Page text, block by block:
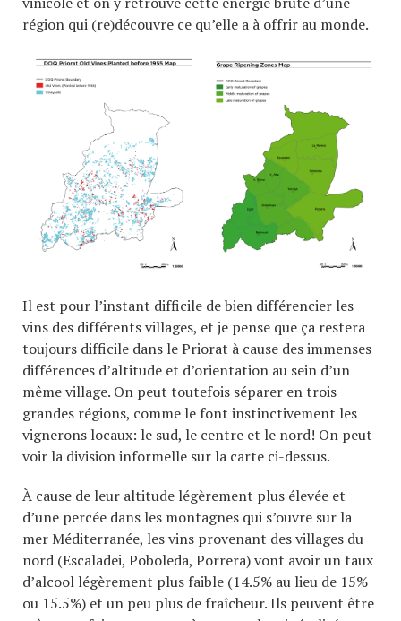
région qui (re)découvre ce qu’elle a à offrir au monde.
Il est pour l’instant difficile de bien différencier les
vins des différents villages, et je pense que ça restera
toujours difficile dans le Priorat à cause des immenses
différences d’altitude et d’orientation au sein d’un
même village. On peut toutefois séparer en trois
grandes régions, comme le font instinctivement les
vignerons locaux: le sud, le centre et le nord! On peut
voir la division informelle sur la carte ci-dessus.
À cause de leur altitude légèrement plus élevée et
d’une percée dans les montagnes qui s’ouvre sur la
mer Méditerranée, les vins provenant des villages du
nord (Escaladei, Poboleda, Porrera) vont avoir un taux
d’alcool légèrement plus faible (14.5% au lieu de 15%
ou 15.5%) et un peu plus de fraîcheur. Ils peuvent être